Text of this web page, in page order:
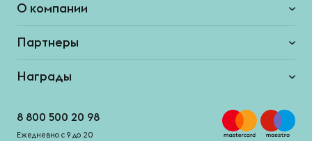
О компании
Партнеры
Награды
8 800 500 20 98
Ежедневно с 9 до 20